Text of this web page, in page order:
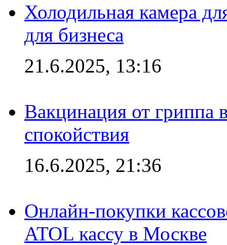
Холодильная камера
для бизнеса
21.6.2025, 13:16
Вакцинация от гриппа
спокойствия
16.6.2025, 21:36
Онлайн-покупки
ATOL кассу в Москве